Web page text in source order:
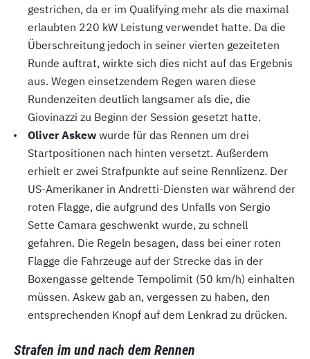
gestrichen, da er im Qualifying mehr als die maximal
erlaubten 220 kW Leistung verwendet hatte. Da die
Überschreitung jedoch in seiner vierten gezeiteten
Runde auftrat, wirkte sich dies nicht auf das Ergebnis
aus. Wegen einsetzendem Regen waren diese
Rundenzeiten deutlich langsamer als die, die
Giovinazzi zu Beginn der Session gesetzt hatte.
Oliver Askew wurde für das Rennen um drei
Startpositionen nach hinten versetzt. Außerdem
erhielt er zwei Strafpunkte auf seine Rennlizenz. Der
US-Amerikaner in Andretti-Diensten war während der
roten Flagge, die aufgrund des Unfalls von Sergio
Sette Camara geschwenkt wurde, zu schnell
gefahren. Die Regeln besagen, dass bei einer roten
Flagge die Fahrzeuge auf der Strecke das in der
Boxengasse geltende Tempolimit (50 km/h) einhalten
müssen. Askew gab an, vergessen zu haben, den
entsprechenden Knopf auf dem Lenkrad zu drücken.
Strafen im und nach dem Rennen